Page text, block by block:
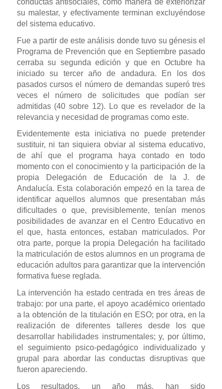
su malestar, y efectivamente terminan excluyéndose
del sistema educativo.
Fue a partir de este análisis donde tuvo su génesis el
Programa de Prevención que en Septiembre pasado
cerraba su segunda edición y que en Octubre ha
iniciado su tercer año de andadura. En los dos
pasados cursos el número de demandas superó tres
veces el número de solicitudes que podían ser
admitidas (40 sobre 12). Lo que es revelador de la
relevancia y necesidad de programas como este.
Evidentemente esta iniciativa no puede pretender
sustituir, ni tan siquiera obviar al sistema educativo,
de ahí que el programa haya contado en todo
momento con el conocimiento y la participación de la
propia Delegación de Educación de la J. de
Andalucía. Esta colaboración empezó en la tarea de
identificar aquellos alumnos que presentaban más
dificultades o que, previsiblemente, tenían menos
posibilidades de avanzar en el Centro Educativo en
el que, hasta entonces, estaban matriculados. Por
otra parte, porque la propia Delegación ha facilitado
la matriculación de estos alumnos en un programa de
educación adultos para garantizar que la intervención
formativa fuese reglada.
La intervención ha estado centrada en tres áreas de
trabajo: por una parte, el apoyo académico orientado
a la obtención de la titulación en ESO; por otra, en la
realización de diferentes talleres desde los que
desarrollar habilidades instrumentales; y, por último,
el seguimiento psico-pedagógico individualizado y
grupal para abordar las conductas disruptivas que
fueron apareciendo.
Los resultados, un año más, han sido